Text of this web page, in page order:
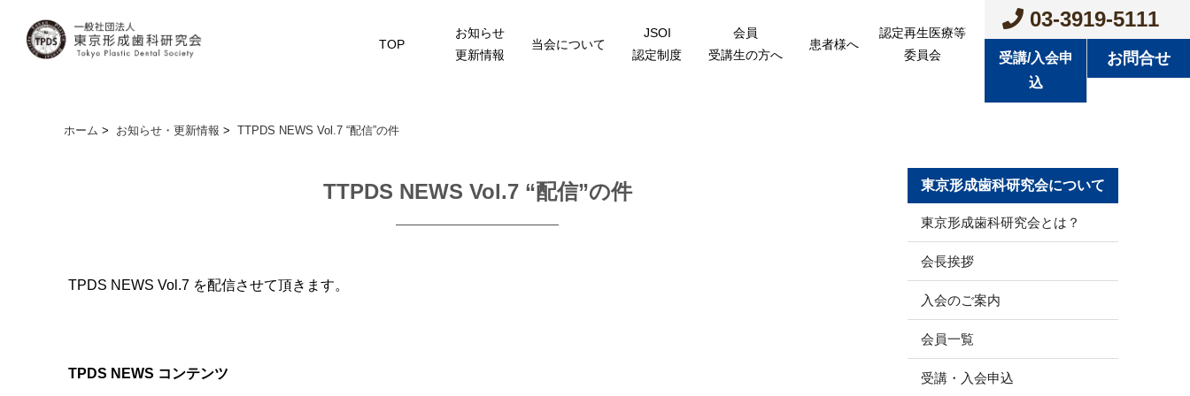
TOP
お知らせ
更新情報
当会について
JSOI
認定制度
会員
受講生の方へ
患者様へ
認定再生医療等
委員会
03-3919-5111
受講/入会申
込
お問合せ
ホーム > お知らせ・更新情報 > TTPDS NEWS Vol.7 “配信”の件
TTPDS NEWS Vol.7 “配信”の件
TPDS NEWS Vol.7 を配信させて頂きます。
TPDS NEWS コンテンツ
東京形成歯科研究会について
東京形成歯科研究会とは？
会長挨拶
入会のご案内
会員一覧
受講・入会申込